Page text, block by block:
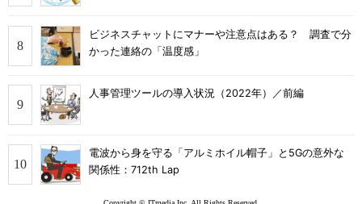
ビジネスチャットにマナーや注意点はある？ 調査で分
かった連絡の「温度感」
人事管理ツールの導入状況（2022年）／前編
電波から身を守る「アルミホイル帽子」と5Gの意外な
関係性：712th Lap